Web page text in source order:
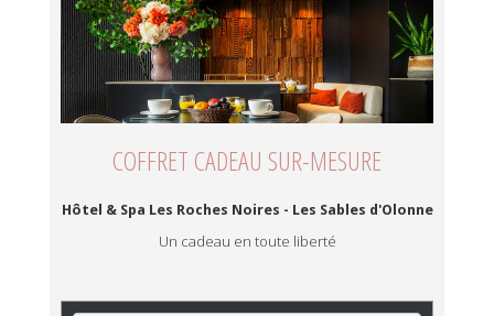
COFFRET CADEAU SUR-MESURE
Hôtel & Spa Les Roches Noires - Les Sables d'Olonne
Un cadeau en toute liberté